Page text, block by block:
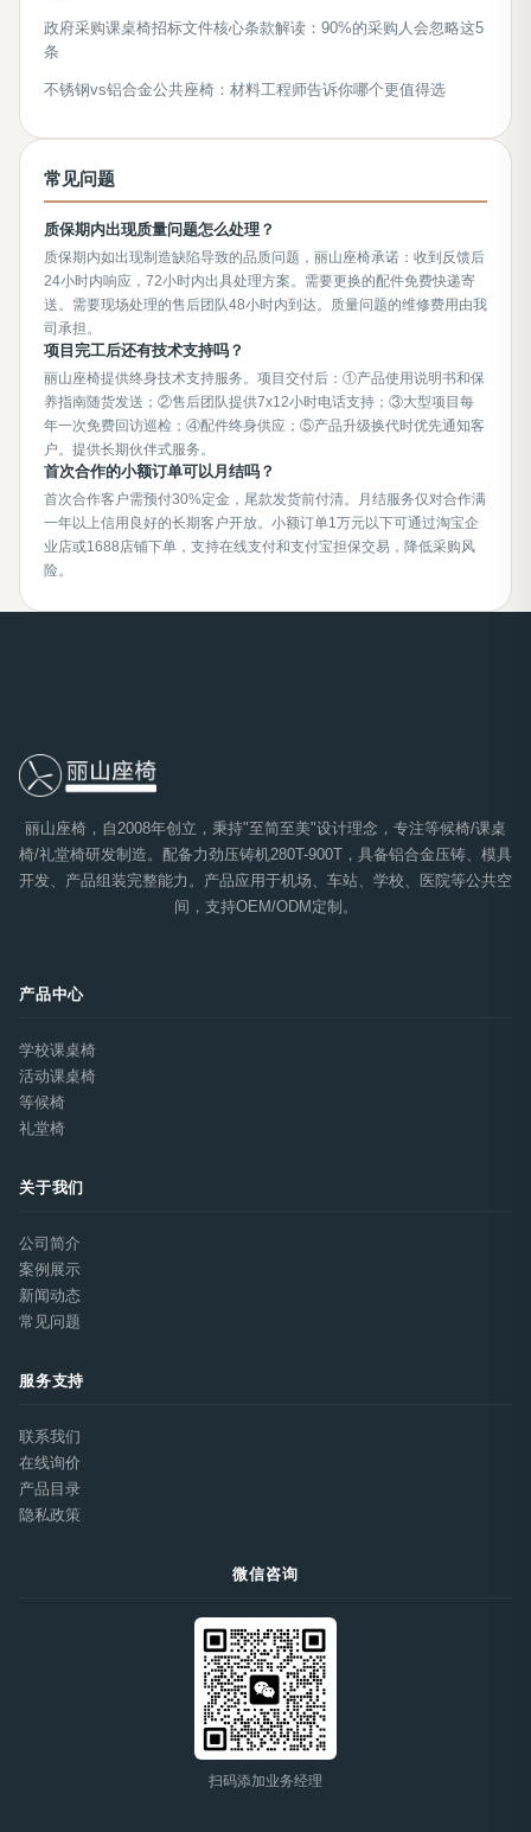
政府采购课桌椅招标文件核心条款解读：90%的采购人会忽略这5
条
不锈钢vs铝合金公共座椅：材料工程师告诉你哪个更值得选
常见问题
质保期内出现质量问题怎么处理？
质保期内如出现制造缺陷导致的品质问题，丽山座椅承诺：收到反馈后
24小时内响应，72小时内出具处理方案。需要更换的配件免费快递寄
送。需要现场处理的售后团队48小时内到达。质量问题的维修费用由我
司承担。
项目完工后还有技术支持吗？
丽山座椅提供终身技术支持服务。项目交付后：①产品使用说明书和保
养指南随货发送；②售后团队提供7x12小时电话支持；③大型项目每
年一次免费回访巡检；④配件终身供应；⑤产品升级换代时优先通知客
户。提供长期伙伴式服务。
首次合作的小额订单可以月结吗？
首次合作客户需预付30%定金，尾款发货前付清。月结服务仅对合作满
一年以上信用良好的长期客户开放。小额订单1万元以下可通过淘宝企
业店或1688店铺下单，支持在线支付和支付宝担保交易，降低采购风
险。
丽山座椅，自2008年创立，秉持"至简至美"设计理念，专注等候椅/课桌
椅/礼堂椅研发制造。配备力劲压铸机280T-900T，具备铝合金压铸、模具
开发、产品组装完整能力。产品应用于机场、车站、学校、医院等公共空
间，支持OEM/ODM定制。
产品中心
学校课桌椅
活动课桌椅
等候椅
礼堂椅
关于我们
公司简介
案例展示
新闻动态
常见问题
服务支持
联系我们
在线询价
产品目录
隐私政策
微信咨询
扫码添加业务经理